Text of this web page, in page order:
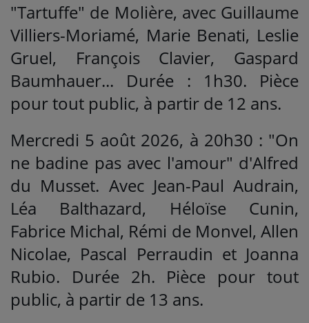
"Tartuffe" de Molière, avec Guillaume
Villiers-Moriamé, Marie Benati, Leslie
Gruel, François Clavier, Gaspard
Baumhauer... Durée : 1h30. Pièce
pour tout public, à partir de 12 ans.
Mercredi 5 août 2026, à 20h30 : "On
ne badine pas avec l'amour" d'Alfred
du Musset. Avec Jean-Paul Audrain,
Léa Balthazard, Héloïse Cunin,
Fabrice Michal, Rémi de Monvel, Allen
Nicolae, Pascal Perraudin et Joanna
Rubio. Durée 2h. Pièce pour tout
public, à partir de 13 ans.